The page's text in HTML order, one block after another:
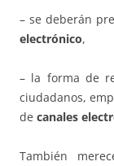
– se deberán
electrónico,
– la forma de
ciudadanos,
de canales
También